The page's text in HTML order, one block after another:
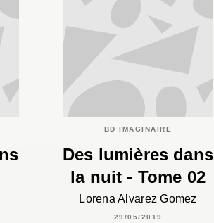
BD IMAGINAIRE
Des lumières dans
la nuit - Tome 02
Lorena Alvarez Gomez
29/05/2019